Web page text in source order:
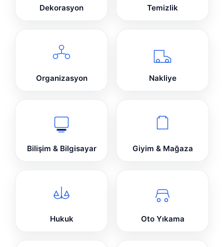
Dekorasyon Temizlik
Organizasyon Nakliye
Bilişim & Bilgisayar Giyim & Mağaza
Hukuk Oto Yıkama